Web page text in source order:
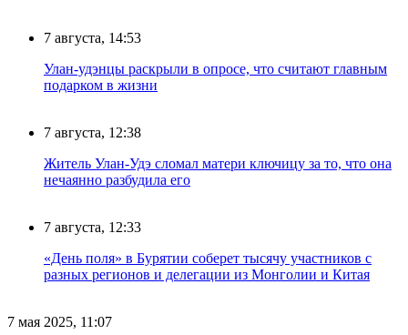
7 августа, 14:53
Улан-удэнцы раскрыли в опросе, что считают главным
подарком в жизни
7 августа, 12:38
Житель Улан-Удэ сломал матери ключицу за то, что она
нечаянно разбудила его
7 августа, 12:33
«День поля» в Бурятии соберет тысячу участников с
разных регионов и делегации из Монголии и Китая
7 мая 2025, 11:07